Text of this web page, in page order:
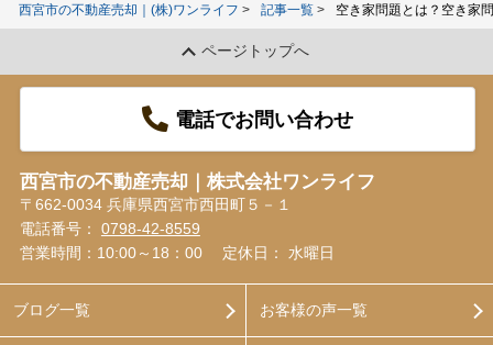
西宮市の不動産売却｜(株)ワンライフ 記事一覧 空き家問題とは？空き家
ページトップへ
電話でお問い合わせ
西宮市の不動産売却｜株式会社ワンライフ
〒662-0034 兵庫県西宮市西田町５－１
電話番号： 0798-42-8559
営業時間：10:00～18：00
定休日： 水曜日
ブログ一覧 お客様の声一覧